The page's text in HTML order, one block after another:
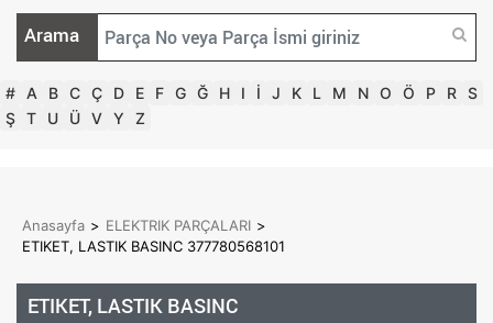
Arama
# A B C Ç D E F G Ğ H I İ J K L M N O Ö P R S
Ş T U Ü V Y Z
Anasayfa > ELEKTRIK PARÇALARI >
ETIKET, LASTIK BASINC 377780568101
ETIKET, LASTIK BASINC